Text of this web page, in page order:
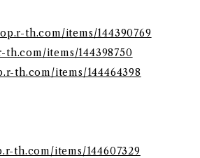
th.com/items/144390769
th.com/items/144398750
th.com/items/144464398
th.com/items/144607329